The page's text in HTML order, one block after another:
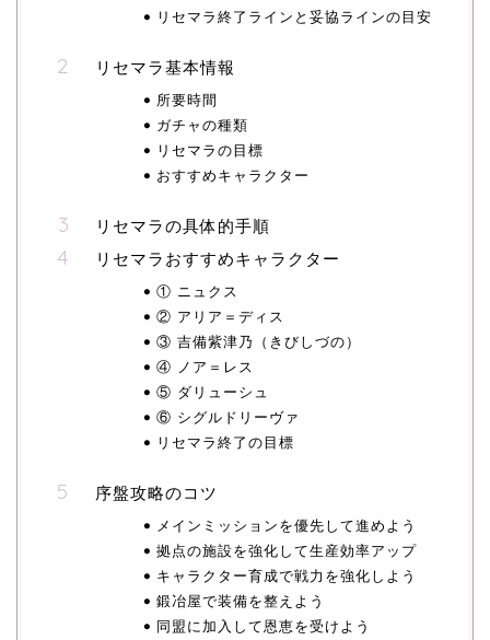
リセマラ終了ラインと妥協ラインの目安
リセマラ基本情報
所要時間
ガチャの種類
リセマラの目標
おすすめキャラクター
リセマラの具体的手順
リセマラおすすめキャラクター
① ニュクス
② アリア＝ディス
③ 吉備紫津乃（きびしづの）
④ ノア＝レス
⑤ ダリューシュ
⑥ シグルドリーヴァ
リセマラ終了の目標
序盤攻略のコツ
メインミッションを優先して進めよう
拠点の施設を強化して生産効率アップ
キャラクター育成で戦力を強化しよう
鍛冶屋で装備を整えよう
同盟に加入して恩恵を受けよう